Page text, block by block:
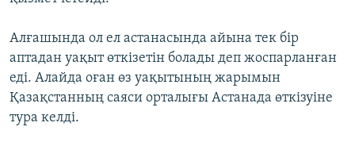
Алғашында ол ел астанасында айына тек бір
аптадан уақыт өткізетін болады деп жоспарланған
еді. Алайда оған өз уақытының жарымын
Қазақстанның саяси орталығы Астанада өткізуіне
тура келді.